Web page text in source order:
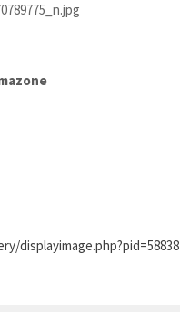
displayimage.php?pid=58838